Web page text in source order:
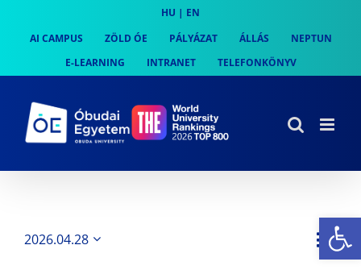
content
HU | EN
AI CAMPUS
ZÖLD ÓE PÁLYÁZAT ÁLLÁS
NEPTUN
E-LEARNING
INTRANET TELEFONKÖNYV
Nap
2026.04.28